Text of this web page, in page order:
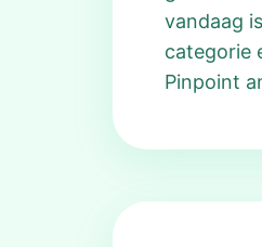
vandaag
categorie
Pinpoint